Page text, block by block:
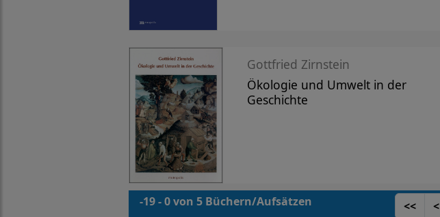
Gottfried Zirnstein
Ökologie und Umwelt in der
Geschichte
-19 - 0 von 5 Büchern/Aufsätzen << <